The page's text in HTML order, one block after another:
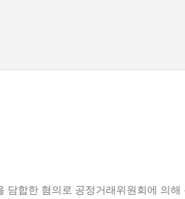
합한 혐의로 공정거래위원회에 의해